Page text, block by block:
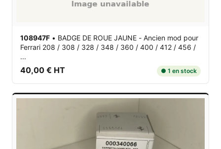
108947F • BADGE DE ROUE JAUNE - Ancien mod pour
Ferrari 208 / 308 / 328 / 348 / 360 / 400 / 412 / 456 /
...
40,00 € HT ● 1 en stock